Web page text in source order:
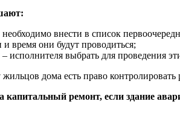
внести в список
и время они будут проводиться;
исполнителя выбрать для проведения
жильцов дома есть право
капитальный ремонт, если здание